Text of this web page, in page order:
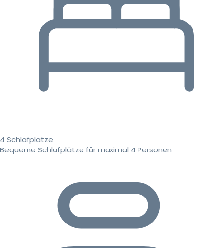
4 Schlafplätze
Bequeme Schlafplätze für maximal 4 Personen